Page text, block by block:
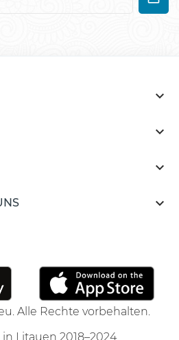




Alle Rechte vorbehalten.
Litauen 2018–2024